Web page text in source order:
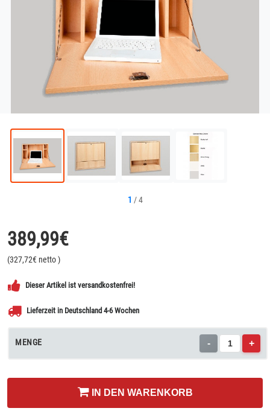
1 /4
389,99€
(327,72€ netto)
Dieser Artikel ist versandkostenfrei!
Lieferzeit in Deutschland 4-6 Wochen
MENGE - +
IN DEN WARENKORB